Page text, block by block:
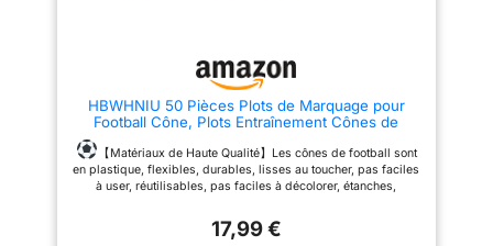
10 x cônes de signalisation
adaptés pour que les enfants
voient clairement, pas trop gros
pour causer un danger, couleurs
vives, accrocheurs, utiles pour
l'entraînement.
l'agilité et la coordination.
【Facile à Ranger】Le kit
livré avec des support noir qui
peut être facilement emporté sur
disques de marquage coniques
peuvent être empilés pour un
stockage et une portabilité
l'accessoire de football parfait.
HBWHNIU 50 Pièces Plots de Marquage pour
Football Cône, Plots Entraînement Cônes de
Marquage, avec Support Noir, 5 Couleurs Plots
Sport pour Délimitation Entraînement Football (50)
【Matériaux de Haute Qualité】Les cônes de football sont
en plastique, flexibles, durables, lisses au toucher, pas faciles
à user, réutilisables, pas faciles à décolorer, étanches,
l'entraînement quotidien.
【Couleurs Vives】Les cônes
d'entraînement de football sont disponibles en 5 couleurs,
17,99 €